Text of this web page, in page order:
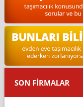
SON FİRMALAR